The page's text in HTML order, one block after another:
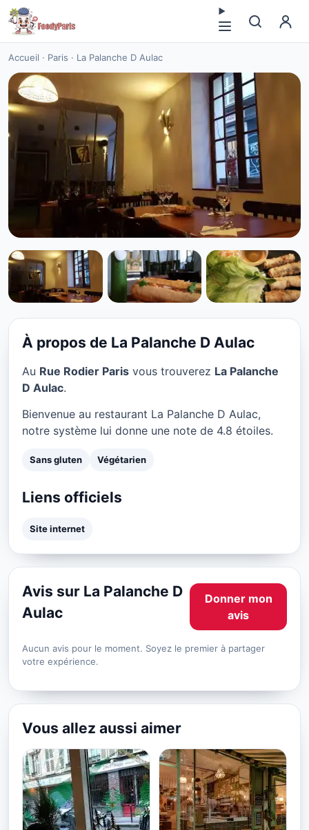
Accueil · Paris · La Palanche D Aulac
SANS GLUTEN
La Palanche D Aulac à
Paris
À propos de La Palanche D Aulac
Au Rue Rodier Paris vous trouverez La Palanche
D Aulac.
Bienvenue au restaurant La Palanche D Aulac,
notre système lui donne une note de 4.8 étoiles.
Sans gluten Végétarien
Liens officiels
Site internet
Avis sur La Palanche D
Aulac
Donner mon
avis
Aucun avis pour le moment. Soyez le premier à partager
votre expérience.
Vous allez aussi aimer